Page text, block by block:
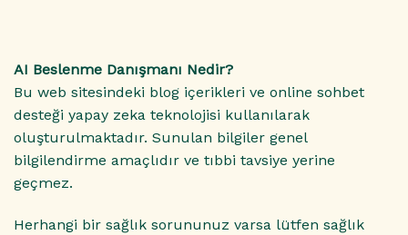
AI Beslenme Danışmanı Nedir?
Bu web sitesindeki blog içerikleri ve online sohbet
desteği yapay zeka teknolojisi kullanılarak
oluşturulmaktadır. Sunulan bilgiler genel
bilgilendirme amaçlıdır ve tıbbi tavsiye yerine
geçmez.
Herhangi bir sağlık sorununuz varsa lütfen sağlık